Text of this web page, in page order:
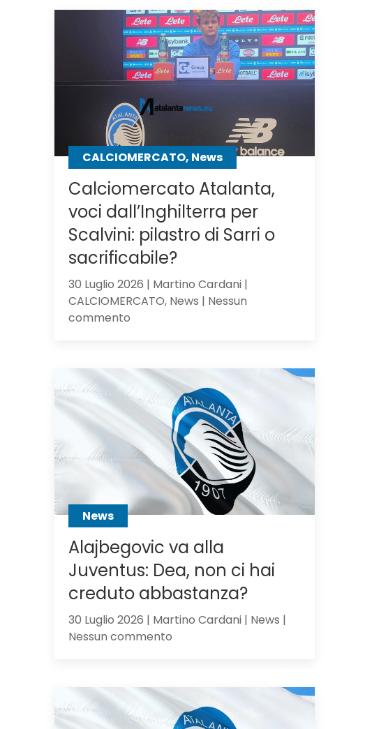
il
Milan,
su
Samardzic,
offre
CALCIOMERCATO, News
Calciomercato Atalanta,
voci dall’Inghilterra per
Scalvini: pilastro di Sarri o
sacrificabile?
30 Luglio 2026 | Martino Cardani |
CALCIOMERCATO, News | Nessun
commentosu
voci
dall’Inghilterra
per
Scalvini:
pilastro
di
Sarri
o
sacrificabile?
News
Alajbegovic va alla
Juventus: Dea, non ci hai
creduto abbastanza?
30 Luglio 2026 | Martino Cardani | News |
Nessun commentosu
alla
Juventus:
Dea,